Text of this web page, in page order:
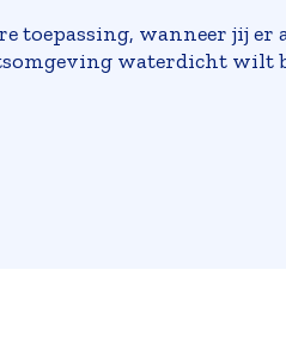
toepassing, wanneer jij er
waterdicht wilt